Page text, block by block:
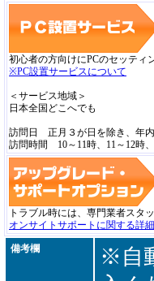
初心者の方向けにPCのセッティ
※PC設置サービスについて
＜サービス地域＞
日本全国どこへでも
訪問日 正月３が日を除き、年
訪問時間 10～11時、11～12時、
トラブル時には、専門業者スタ
オンサイトサポートに関する詳
備考欄
※自